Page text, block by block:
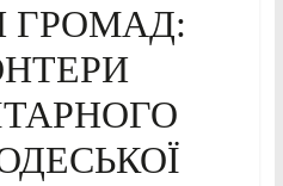
ГРОМАД: